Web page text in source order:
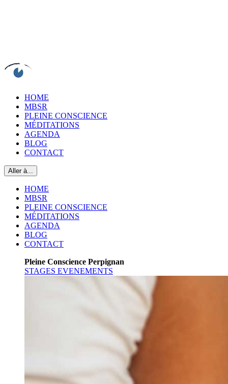
HOME
MBSR
PLEINE CONSCIENCE
MÉDITATIONS
AGENDA
BLOG
CONTACT
Aller à...
HOME
MBSR
PLEINE CONSCIENCE
MÉDITATIONS
AGENDA
BLOG
CONTACT
Pleine Conscience Perpignan
STAGES EVENEMENTS